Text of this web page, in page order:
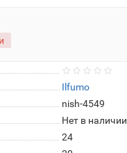
Ilfumo
nish-4549
Нет в наличии
24